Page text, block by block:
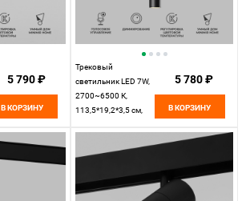
5 790 ₽
В КОРЗИНУ
Трековый
светильник LED 7W,
2700~6500 К,
113,5*19,2*3,5 см,
Magnetic 85072/01
5 780 ₽
В КОРЗИНУ